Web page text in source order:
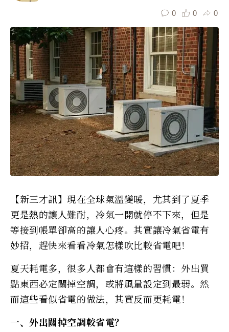
0 0 0
【新三才訊】現在全球氣溫變暖，尤其到了夏季
更是熱的讓人難耐，冷氣一開就停不下來，但是
等接到帳單卻高的讓人心疼。其實讓冷氣省電有
妙招，趕快來看看冷氣怎樣吹比較省電吧！
夏天耗電多，很多人都會有這樣的習慣：外出買
點東西必定關掉空調，或將風量設定到最弱。然
而這些看似省電的做法，其實反而更耗電！
一、外出關掉空調較省電？